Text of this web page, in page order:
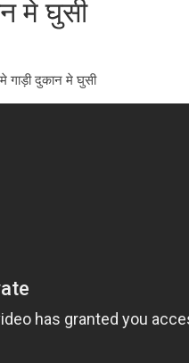
मे घुसी
गाड़ी दुकान मे घुसी